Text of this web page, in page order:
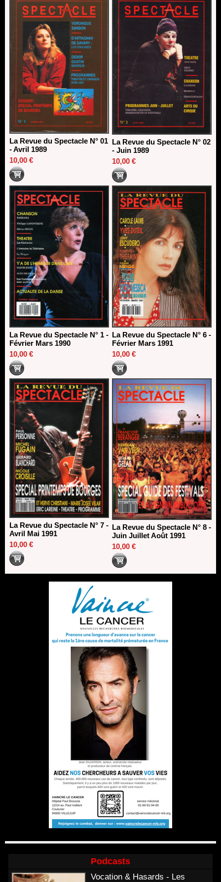
La Revue du Spectacle N° 01
- Avril 1989
10,00 €
La Revue du Spectacle N° 02
- Juin 1989
10,00 €
La Revue du Spectacle N° 1 -
Février Mars 1990
10,00 €
La Revue du Spectacle N° 6 -
Février Mars 1991
10,00 €
La Revue du Spectacle N° 7 -
Avril Mai 1991
10,00 €
La Revue du Spectacle N° 8 -
Juin Juillet Août 1991
10,00 €
Podcasts
Vocation & Hasards - Les